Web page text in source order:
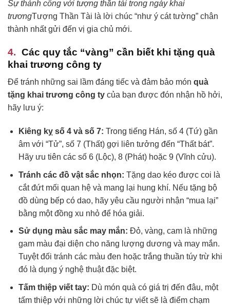
Sự thành công với tượng thần tài trong ngày khai
trươngTượng Thần Tài là lời chúc “như ý cát tường” chân
thành nhất gửi đến vị gia chủ mới.
Các quy tắc “vàng” cần biết khi tặng quà
khai trương công ty
Để tránh những sai lầm đáng tiếc và đảm bảo món quà
tặng khai trương công ty của bạn được đón nhận hồ hởi,
hãy lưu ý:
Kiêng kỵ số 4 và số 7: Trong tiếng Hán, số 4 (Tứ) gần
âm với “Tử”, số 7 (Thất) gợi liên tưởng đến “Thất bát”.
Hãy ưu tiên các số 6 (Lộc), 8 (Phát) hoặc 9 (Vĩnh cửu).
Tránh các đồ vật sắc nhọn: Tặng dao kéo được coi là
cắt đứt mối quan hệ và mang lại hung khí. Nếu tặng bộ
đồ dùng bếp có dao, hãy yêu cầu người nhận “mua lại”
bằng một đồng xu nhỏ để hóa giải.
Sử dụng màu sắc may mắn: Đỏ, vàng, cam là những
gam màu đại diện cho năng lượng dương và may mắn.
Tuyệt đối tránh các màu đen hoặc trắng thuần túy trừ khi
đó là dụng ý nghệ thuật đặc biệt.
Tấm thiệp viết tay: Dù món quà có giá trị đến đâu, một
tấm thiệp với những lời chúc tự viết sẽ là điểm chạm